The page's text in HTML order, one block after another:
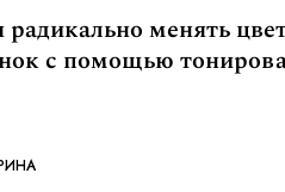
радикально менять
с помощью